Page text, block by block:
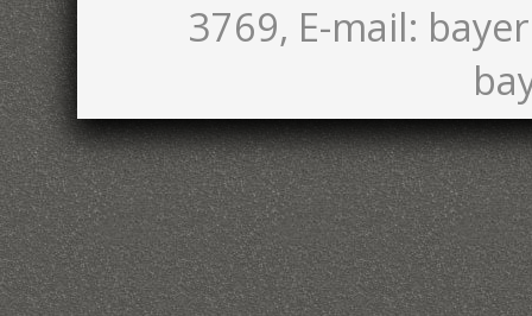
3769, E-mail: